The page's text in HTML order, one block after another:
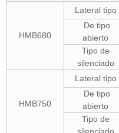
HMB680
Lateral tipo
De tipo
abierto
Tipo de
silenciado
HMB750
Lateral tipo
De tipo
abierto
Tipo de